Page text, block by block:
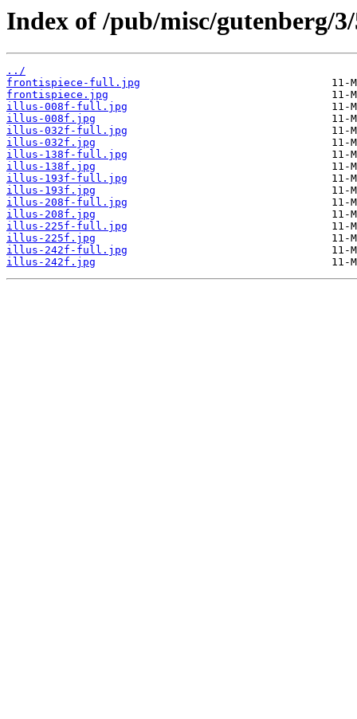
Index of /pub/misc/gutenberg/
../
frontispiece-full.jpg
frontispiece.jpg
illus-008f-full.jpg
illus-008f.jpg
illus-032f-full.jpg
illus-032f.jpg
illus-138f-full.jpg
illus-138f.jpg
illus-193f-full.jpg
illus-193f.jpg
illus-208f-full.jpg
illus-208f.jpg
illus-225f-full.jpg
illus-225f.jpg
illus-242f-full.jpg
illus-242f.jpg